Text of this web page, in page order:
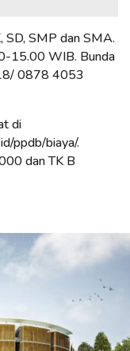
SD, SMP dan SMA.
15.00 WIB. Bunda
0878 4053
di
ppdb/biaya/.
dan TK B